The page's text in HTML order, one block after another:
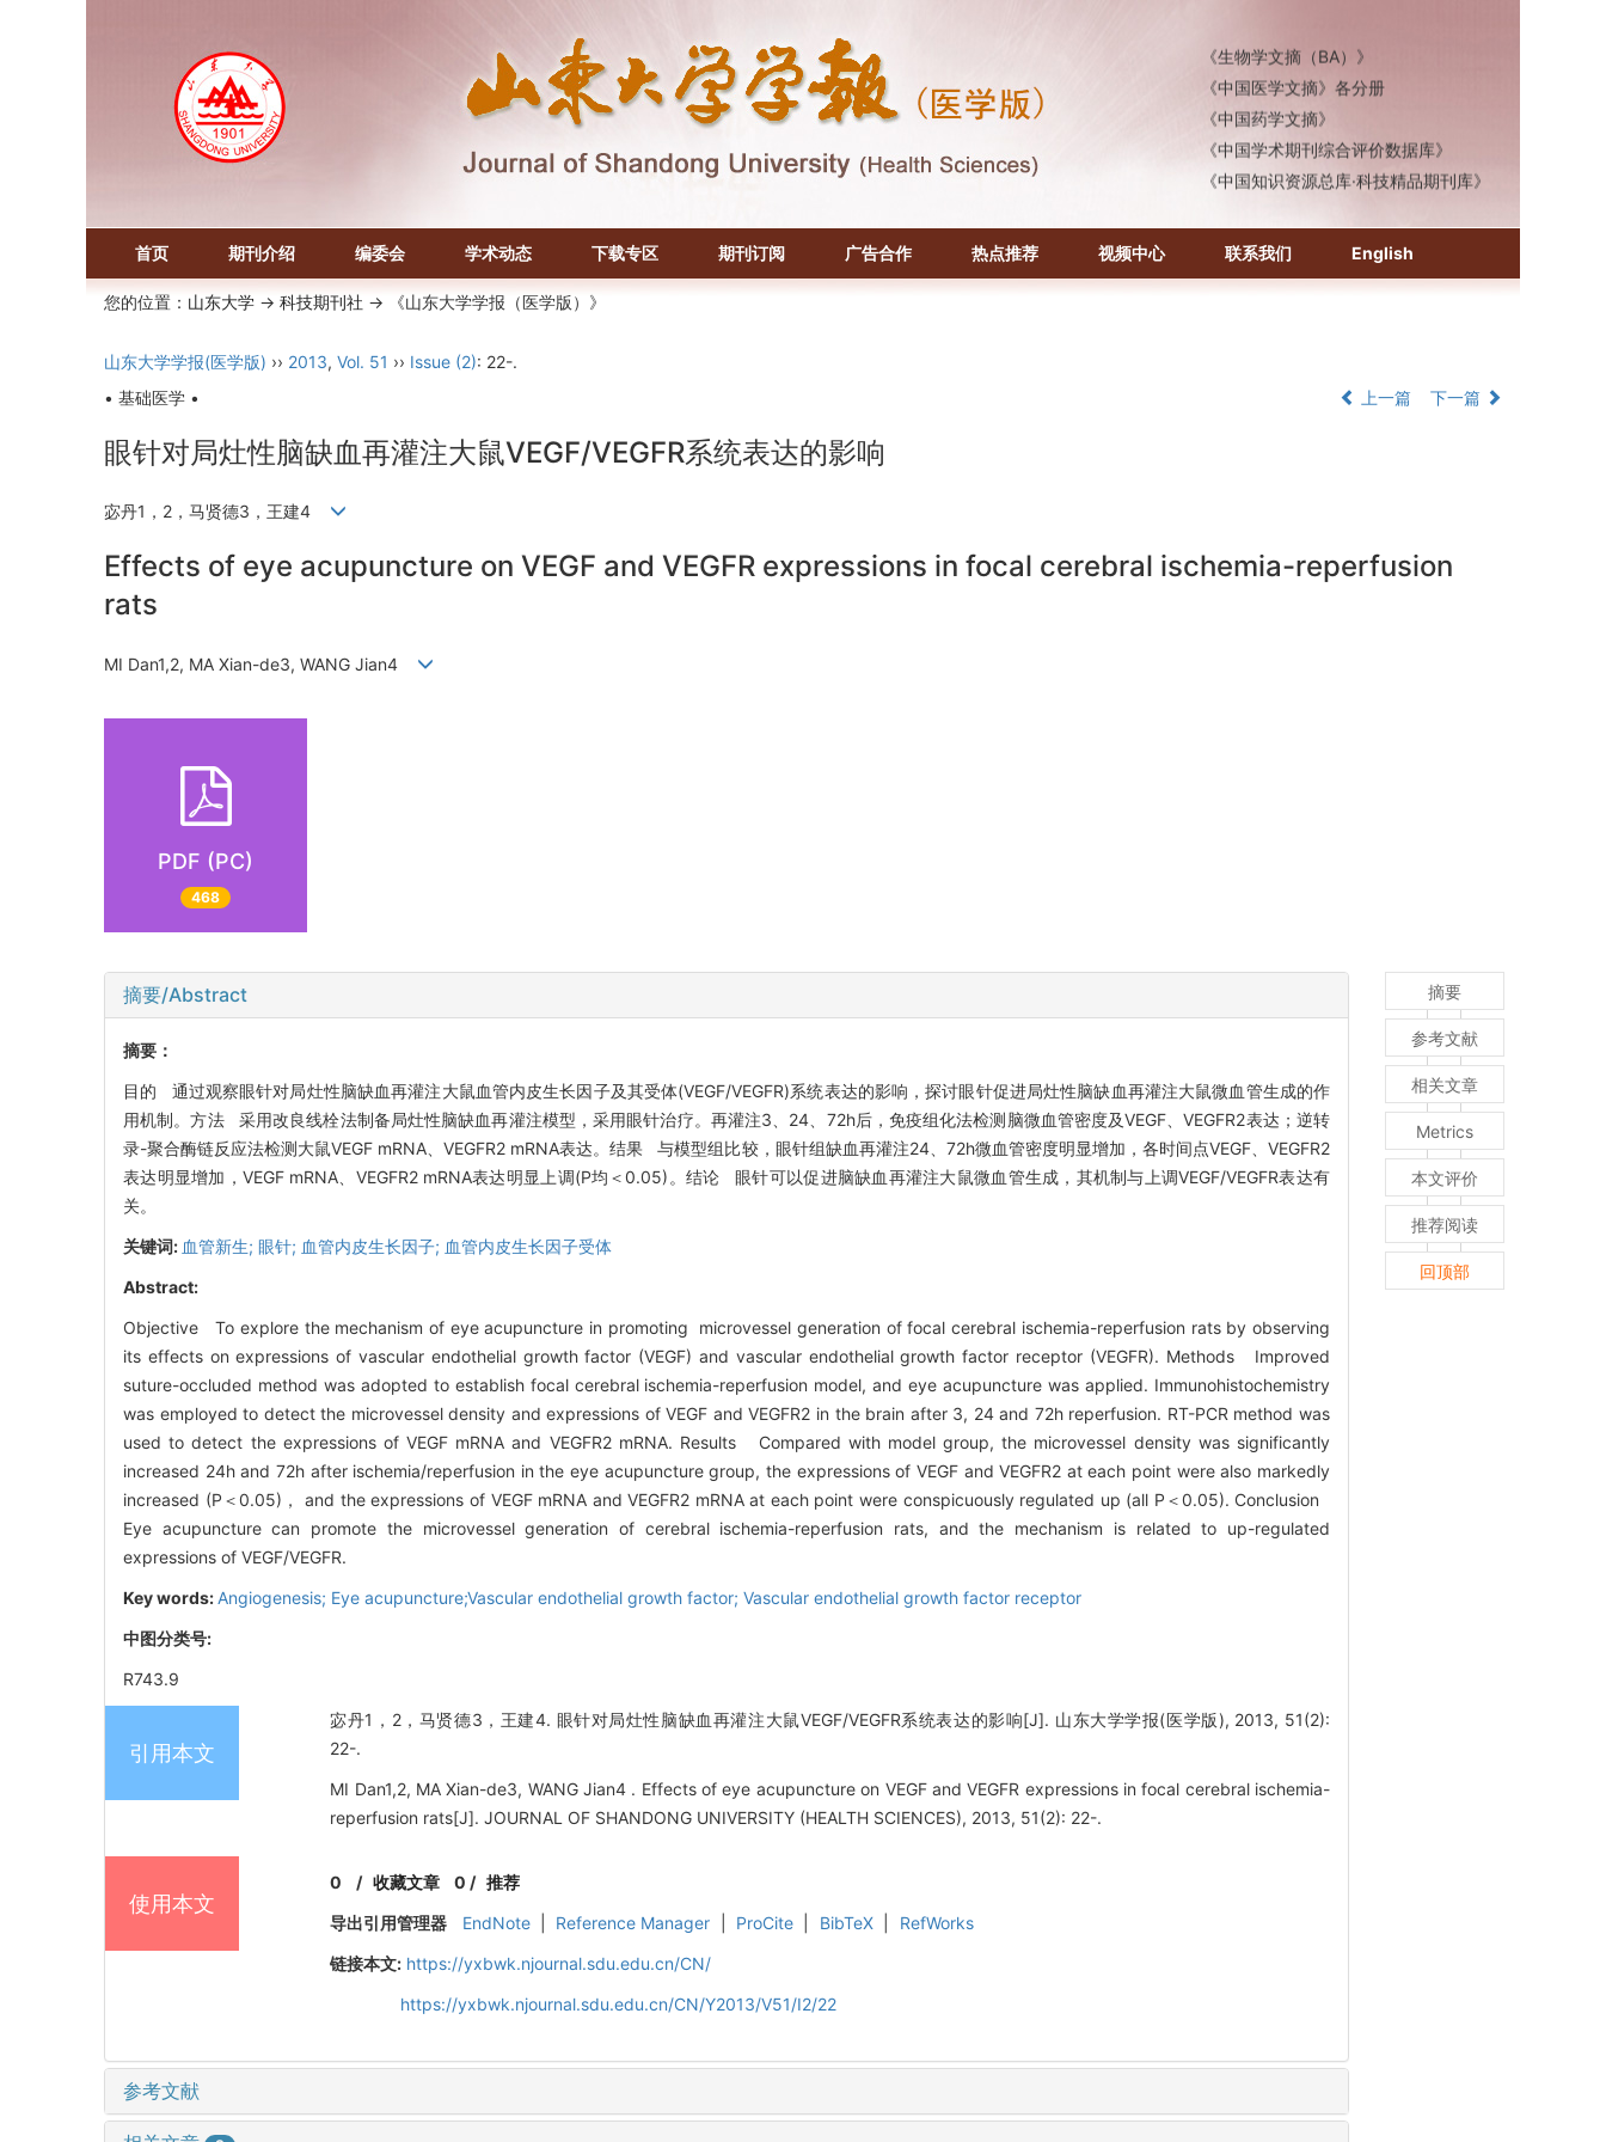
《生物学文摘（BA）》
《中国医学文摘》各分册
《中国药学文摘》
《中国学术期刊综合评价数据库》
《中国知识资源总库·科技精品期刊库》
首页 期刊介绍 编委会 学术动态 下载专区 期刊订阅 广告合作 热点推荐 视频中心 联系我们 English
您的位置： 山东大学 -> 科技期刊社 -> 《山东大学学报（医学版）》
山东大学学报(医学版) ›› 2013, Vol. 51 ›› Issue (2): 22-.
• 基础医学 •
上一篇 下一篇
眼针对局灶性脑缺血再灌注大鼠VEGF/VEGFR系统表达的影响
宓丹1，2，马贤德3，王建4
Effects of eye acupuncture on VEGF and VEGFR expressions in focal cerebral ischemia-reperfusion
rats
MI Dan1,2, MA Xian-de3, WANG Jian4
PDF (PC)
468
摘要/Abstract
摘要：
目的 通过观察眼针对局灶性脑缺血再灌注大鼠血管内皮生长因子及其受体(VEGF/VEGFR)系统表达的影响，探讨眼针促进局灶性脑缺血再灌注大鼠微血管生成的作
用机制。方法 采用改良线栓法制备局灶性脑缺血再灌注模型，采用眼针治疗。再灌注3、24、72h后，免疫组化法检测脑微血管密度及VEGF、VEGFR2表达；逆转
录-聚合酶链反应法检测大鼠VEGF mRNA、VEGFR2 mRNA表达。结果 与模型组比较，眼针组缺血再灌注24、72h微血管密度明显增加，各时间点VEGF、VEGFR2
表达明显增加，VEGF mRNA、VEGFR2 mRNA表达明显上调(P均＜0.05)。结论 眼针可以促进脑缺血再灌注大鼠微血管生成，其机制与上调VEGF/VEGFR表达有
关。
关键词: 血管新生; 眼针; 血管内皮生长因子; 血管内皮生长因子受体
Abstract:
Objective To explore the mechanism of eye acupuncture in promoting microvessel generation of focal cerebral ischemia-reperfusion rats by observing
its effects on expressions of vascular endothelial growth factor (VEGF) and vascular endothelial growth factor receptor (VEGFR). Methods Improved
suture-occluded method was adopted to establish focal cerebral ischemia-reperfusion model, and eye acupuncture was applied. Immunohistochemistry
was employed to detect the microvessel density and expressions of VEGF and VEGFR2 in the brain after 3, 24 and 72h reperfusion. RT-PCR method was
used to detect the expressions of VEGF mRNA and VEGFR2 mRNA. Results Compared with model group, the microvessel density was significantly
increased 24h and 72h after ischemia/reperfusion in the eye acupuncture group, the expressions of VEGF and VEGFR2 at each point were also markedly
increased (P＜0.05)， and the expressions of VEGF mRNA and VEGFR2 mRNA at each point were conspicuously regulated up (all P＜0.05). Conclusion
Eye acupuncture can promote the microvessel generation of cerebral ischemia-reperfusion rats, and the mechanism is related to up-regulated
expressions of VEGF/VEGFR.
Key words: Angiogenesis; Eye acupuncture;Vascular endothelial growth factor; Vascular endothelial growth factor receptor
中图分类号:
R743.9
引用本文
宓丹1，2，马贤德3，王建4. 眼针对局灶性脑缺血再灌注大鼠VEGF/VEGFR系统表达的影响[J]. 山东大学学报(医学版), 2013, 51(2):
22-.
MI Dan1,2, MA Xian-de3, WANG Jian4 . Effects of eye acupuncture on VEGF and VEGFR expressions in focal cerebral ischemia-
reperfusion rats[J]. JOURNAL OF SHANDONG UNIVERSITY (HEALTH SCIENCES), 2013, 51(2): 22-.
使用本文
0 /收藏文章 0 / 推荐
导出引用管理器
EndNote Reference Manager ProCite BibTeX
RefWorks
链接本文: https://yxbwk.njournal.sdu.edu.cn/CN/
https://yxbwk.njournal.sdu.edu.cn/CN/Y2013/V51/I2/22
参考文献
摘要
参考文献
相关文章
Metrics
本文评价
推荐阅读
回顶部